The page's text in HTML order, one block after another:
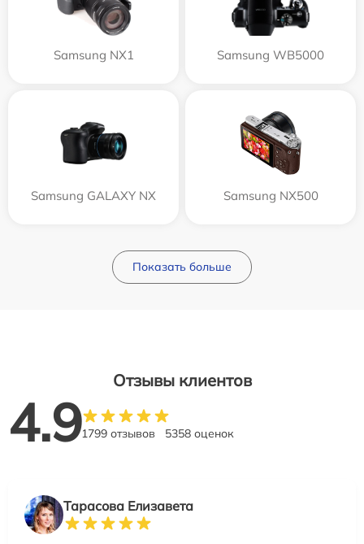
Samsung NX1 Samsung WB5000
Samsung GALAXY NX Samsung NX500
Показать больше
Отзывы клиентов
4.91799 отзывов 5358 оценок
Тарасова Елизавета